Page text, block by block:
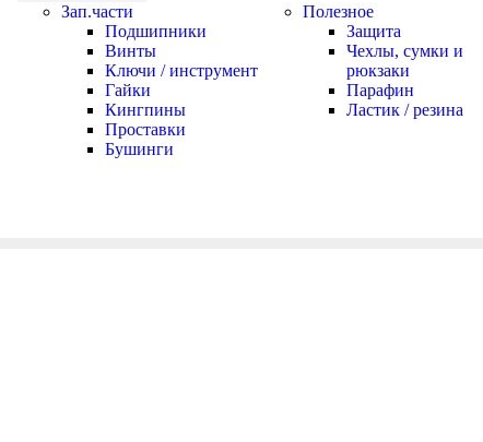
Зап.части
Подшипники
Винты
Ключи / инструмент
Гайки
Кингпины
Проставки
Бушинги
Полезное
Защита
Чехлы, сумки и
рюкзаки
Парафин
Ластик / резина